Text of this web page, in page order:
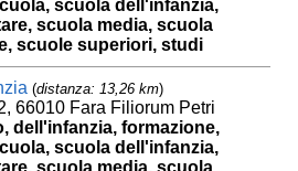
scuola dell'infanzia,
scuola media, scuola
scuole superiori, studi
(distanza: 13,26 km)
66010 Fara Filiorum Petri
dell'infanzia, formazione,
scuola dell'infanzia,
scuola media, scuola